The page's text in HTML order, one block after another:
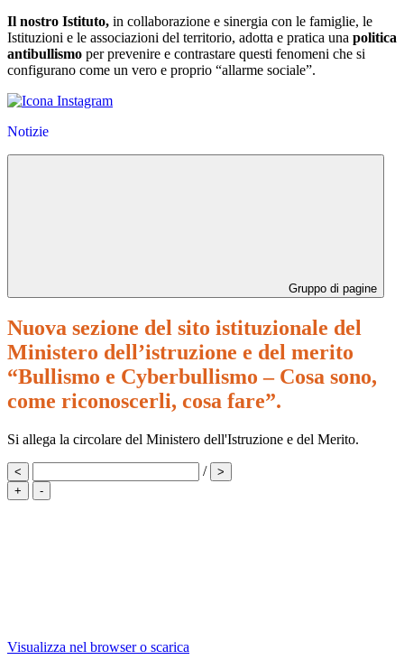
Il nostro Istituto, in collaborazione e sinergia con le famiglie, le
Istituzioni e le associazioni del territorio, adotta e pratica una politica
antibullismo per prevenire e contrastare questi fenomeni che si
configurano come un vero e proprio “allarme sociale”.
Notizie
Gruppo di pagine
Nuova sezione del sito istituzionale del
Ministero dell’istruzione e del merito
“Bullismo e Cyberbullismo – Cosa sono,
come riconoscerli, cosa fare”.
Si allega la circolare del Ministero dell'Istruzione e del Merito.
< /
>
+
-
Visualizza nel browser o scarica